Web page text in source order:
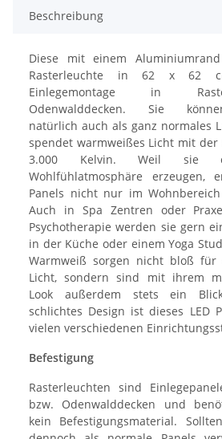
Beschreibung
Diese mit einem Aluminiumrand
Rasterleuchte in 62 x 62
Einlegemontage in
Odenwalddecken. Sie
natürlich auch als ganz normales
spendet warmweißes Licht mit der
3.000 Kelvin.Weil sie
Wohlfühlatmosphäre erzeugen,
Panels nicht nur im
Auch in Spa Zentren oder
Psychotherapie werden sie gern
in der Küche oder einem Yoga
Warmweiß sorgen nicht bloß für
Licht, sondern sind mit ihrem
Look außerdem stets ein
schlichtes Design ist dieses LED
vielen verschiedenen
Befestigung
Rasterleuchten sind
bzw. Odenwalddecken und
kein Befestigungsmaterial.